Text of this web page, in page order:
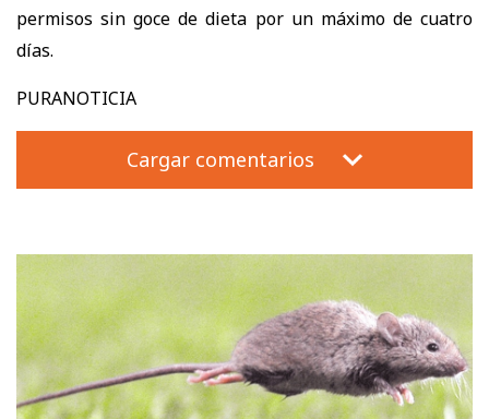
permisos sin goce de dieta por un máximo de cuatro
días.
PURANOTICIA
Cargar comentarios